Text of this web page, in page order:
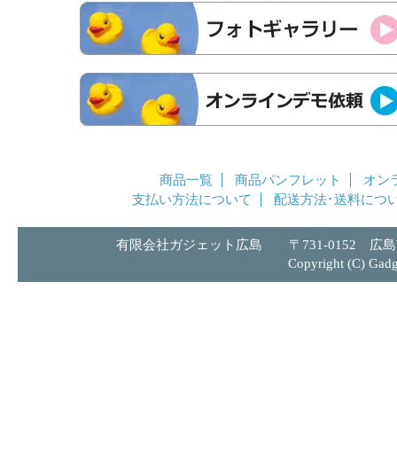
商品一覧 商品パンフレット
オン
支払い方法について
配送方法･送料につ
有限会社ガジェット広島 〒731-0152 広島
Copyright (C)